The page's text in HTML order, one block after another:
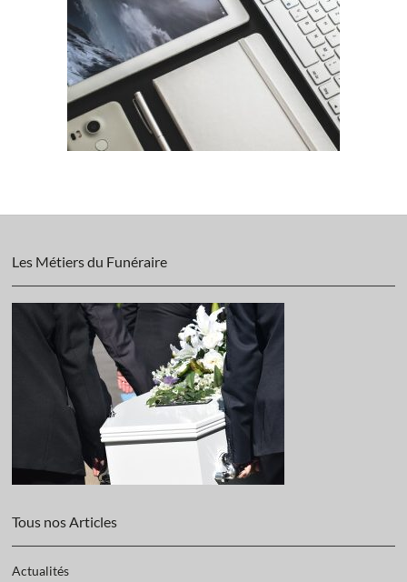
Les Métiers du Funéraire
Tous nos Articles
Actualités